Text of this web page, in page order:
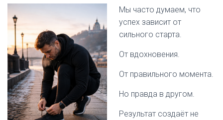
Мы часто думаем, что
успех зависит от
сильного старта.
От вдохновения.
От правильного момента.
Но правда в другом.
Результат создаёт не